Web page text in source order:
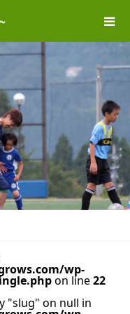
wp-
on line22
"slug" on null in